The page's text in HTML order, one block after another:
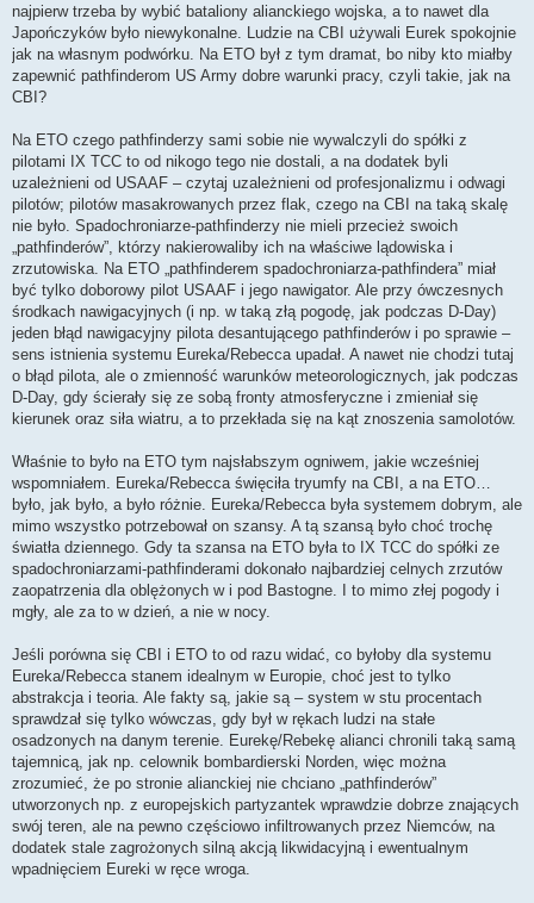
najpierw trzeba by wybić bataliony alianckiego wojska, a to nawet dla
Japończyków było niewykonalne. Ludzie na CBI używali Eurek spokojnie
jak na własnym podwórku. Na ETO był z tym dramat, bo niby kto miałby
zapewnić pathfinderom US Army dobre warunki pracy, czyli takie, jak na
CBI?
Na ETO czego pathfinderzy sami sobie nie wywalczyli do spółki z
pilotami IX TCC to od nikogo tego nie dostali, a na dodatek byli
uzależnieni od USAAF – czytaj uzależnieni od profesjonalizmu i odwagi
pilotów; pilotów masakrowanych przez flak, czego na CBI na taką skalę
nie było. Spadochroniarze-pathfinderzy nie mieli przecież swoich
„pathfinderów”, którzy nakierowaliby ich na właściwe lądowiska i
zrzutowiska. Na ETO „pathfinderem spadochroniarza-pathfindera” miał
być tylko doborowy pilot USAAF i jego nawigator. Ale przy ówczesnych
środkach nawigacyjnych (i np. w taką złą pogodę, jak podczas D-Day)
jeden błąd nawigacyjny pilota desantującego pathfinderów i po sprawie –
sens istnienia systemu Eureka/Rebecca upadał. A nawet nie chodzi tutaj
o błąd pilota, ale o zmienność warunków meteorologicznych, jak podczas
D-Day, gdy ścierały się ze sobą fronty atmosferyczne i zmieniał się
kierunek oraz siła wiatru, a to przekłada się na kąt znoszenia samolotów.
Właśnie to było na ETO tym najsłabszym ogniwem, jakie wcześniej
wspomniałem. Eureka/Rebecca święciła tryumfy na CBI, a na ETO…
było, jak było, a było różnie. Eureka/Rebecca była systemem dobrym, ale
mimo wszystko potrzebował on szansy. A tą szansą było choć trochę
światła dziennego. Gdy ta szansa na ETO była to IX TCC do spółki ze
spadochroniarzami-pathfinderami dokonało najbardziej celnych zrzutów
zaopatrzenia dla oblężonych w i pod Bastogne. I to mimo złej pogody i
mgły, ale za to w dzień, a nie w nocy.
Jeśli porówna się CBI i ETO to od razu widać, co byłoby dla systemu
Eureka/Rebecca stanem idealnym w Europie, choć jest to tylko
abstrakcja i teoria. Ale fakty są, jakie są – system w stu procentach
sprawdzał się tylko wówczas, gdy był w rękach ludzi na stałe
osadzonych na danym terenie. Eurekę/Rebekę alianci chronili taką samą
tajemnicą, jak np. celownik bombardierski Norden, więc można
zrozumieć, że po stronie alianckiej nie chciano „pathfinderów”
utworzonych np. z europejskich partyzantek wprawdzie dobrze znających
swój teren, ale na pewno częściowo infiltrowanych przez Niemców, na
dodatek stale zagrożonych silną akcją likwidacyjną i ewentualnym
wpadnięciem Eureki w ręce wroga.